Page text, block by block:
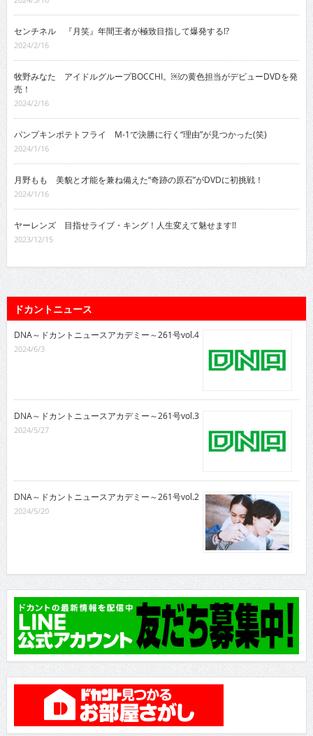
センチネル 『月笑』年間王者が極致目指して爆発する!?
2024/2/16
牧野みなた アイドルグループBOCCHI。￼の黄色担当がデビューDVDを発
売！
2024/2/16
パンプキンポテトフライ M-1で決勝に行く“理由”が見つかった(笑)
2024/1/16
月野もも 美貌と才能を兼ね備えた“奇跡の原石”がDVDに初挑戦！
2024/1/16
ヤーレンズ 目指せライブ・キング！人生変えて魅せます!!
2023/12/15
ドカントニュース
DNA～ドカントニュースアカデミー～261号vol.4
2024/6/3
DNA～ドカントニュースアカデミー～261号vol.3
2024/5/27
DNA～ドカントニュースアカデミー～261号vol.2
2024/5/20